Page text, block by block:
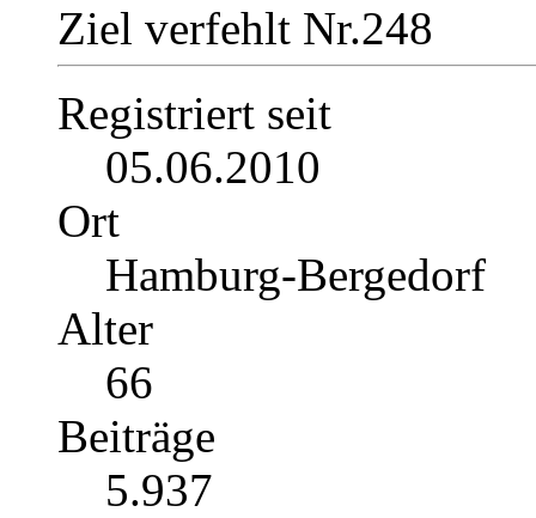
Ziel verfehlt Nr.248
Registriert seit
05.06.2010
Ort
Hamburg-Bergedorf
Alter
66
Beiträge
5.937